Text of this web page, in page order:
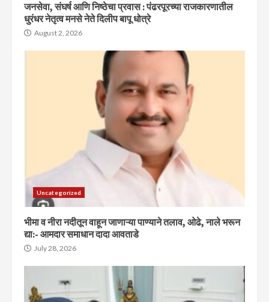
जनसेवा, संघर्ष आणि निष्ठेचा प्रवास : पंढरपूरच्या राजकारणातील
धुरंधर नेतृत्व मनसे नेते दिलीप बापू धोत्रे
August 2, 2026
Uncategorized
भीमा व नीरा नदीतून वाहून जाणाऱ्या पाण्याने तलाव, ओढे, नाले भरून
द्या:- आमदार समाधान दादा आवताडे
July 28, 2026